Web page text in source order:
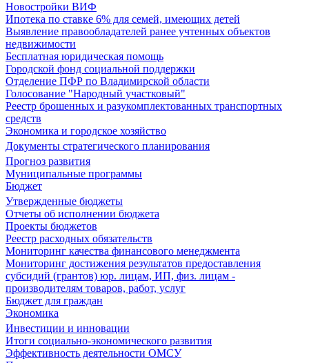
Новостройки ВИФ
Ипотека по ставке 6% для семей, имеющих детей
Выявление правообладателей ранее учтенных объектов
недвижимости
Бесплатная юридическая помощь
Городской фонд социальной поддержки
Отделение ПФР по Владимирской области
Голосование "Народный участковый"
Реестр брошенных и разукомплектованных транспортных
средств
Экономика и городское хозяйство
Документы стратегического планирования
Прогноз развития
Муниципальные программы
Бюджет
Утвержденные бюджеты
Отчеты об исполнении бюджета
Проекты бюджетов
Реестр расходных обязательств
Мониторинг качества финансового менеджмента
Мониторинг достижения результатов предоставления
субсидий (грантов) юр. лицам, ИП, физ. лицам -
производителям товаров, работ, услуг
Бюджет для граждан
Экономика
Инвестиции и инновации
Итоги социально-экономического развития
Эффективность деятельности ОМСУ